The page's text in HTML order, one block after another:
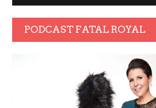
PODCAST FATAL ROYAL